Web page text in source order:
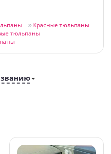
Красные тюльпаны
тюльпаны